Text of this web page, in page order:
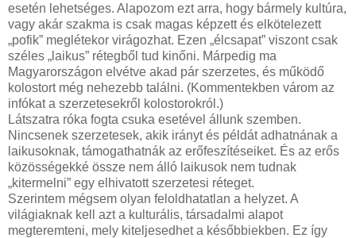
esetén lehetséges. Alapozom ezt arra, hogy bármely kultúra,
vagy akár szakma is csak magas képzett és elkötelezett
„pofik” meglétekor virágozhat. Ezen „élcsapat” viszont csak
széles „laikus” rétegből tud kinőni. Márpedig ma
Magyarországon elvétve akad pár szerzetes, és működő
kolostort még nehezebb találni. (Kommentekben várom az
infókat a szerzetesekről kolostorokról.)
Látszatra róka fogta csuka esetével állunk szemben.
Nincsenek szerzetesek, akik irányt és példát adhatnának a
laikusoknak, támogathatnák az erőfeszítéseiket. És az erős
közösségekké össze nem álló laikusok nem tudnak
„kitermelni” egy elhivatott szerzetesi réteget.
Szerintem mégsem olyan feloldhatatlan a helyzet. A
világiaknak kell azt a kulturális, társadalmi alapot
megteremteni, mely kiteljesedhet a későbbiekben. Ez így